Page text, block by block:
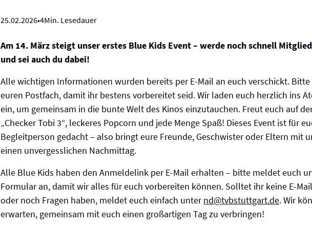
25.02.2026•4Min. Lesedauer
Am 14. März steigt unser erstes Blue Kids Event – werde noch schnell
und sei auch du dabei!
Alle wichtigen Informationen wurden bereits per E-Mail an euch verschickt.
euren Postfach, damit ihr bestens vorbereitet seid. Wir laden euch herzlich ins
ein, um gemeinsam in die bunte Welt des Kinos einzutauchen. Freut euch auf
„Checker Tobi 3“, leckeres Popcorn und jede Menge Spaß! Dieses Event ist für
Begleitperson gedacht – also bringt eure Freunde, Geschwister oder Eltern mit
einen unvergesslichen Nachmittag.
Alle Blue Kids haben den Anmeldelink per E-Mail erhalten – bitte meldet euch
Formular an, damit wir alles für euch vorbereiten können. Solltet ihr keine E-
oder noch Fragen haben, meldet euch einfach unternd@tvbstuttgart.de. Wir
erwarten, gemeinsam mit euch einen großartigen Tag zu verbringen!